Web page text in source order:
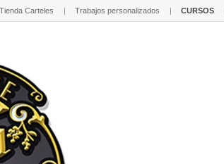
Tienda Carteles Trabajos personalizados CURSOS